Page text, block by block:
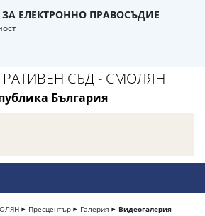
ЕЛЕКТРОННО ПРАВОСЪДИЕ
СЪД - СМОЛЯН
България
Пресцентър Галерия Видеогалерия